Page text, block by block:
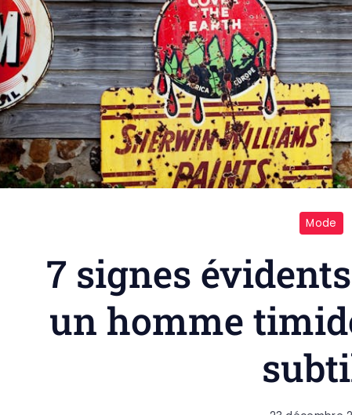
Mode
7 signes
un homme